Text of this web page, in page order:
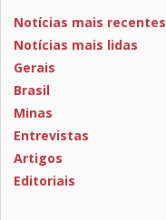
Notícias mais recentes
Notícias mais lidas
Gerais
Brasil
Minas
Entrevistas
Artigos
Editoriais